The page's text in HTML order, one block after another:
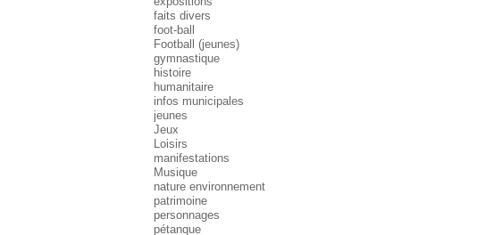
faits divers
foot-ball
Football (jeunes)
gymnastique
histoire
humanitaire
infos municipales
jeunes
Jeux
Loisirs
manifestations
Musique
nature environnement
patrimoine
personnages
pétanque